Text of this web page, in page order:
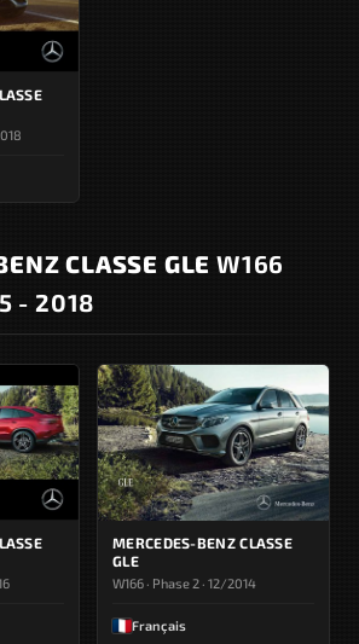
CLASSE GLE W166
- 2018
MERCEDES-BENZ CLASSE
GLE
W166 · Phase 2 · 12/2014
Français